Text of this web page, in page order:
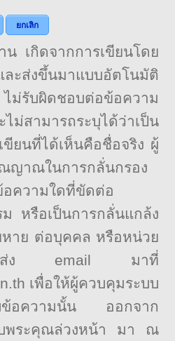
ยกเลิก
เกิดจากการเขียนโดย
งขึ้นมาแบบอัตโนมัติ
ม่รับผิดชอบต่อข้อความ
สามารถระบุได้ว่าเป็น
ขียนที่ได้เห็นคือชื่อจริง ผู้
ญาณในการกลั่นกรอง
อความใดที่ขัดต่อ
หรือเป็นการกลั่นแกล้ง
หาย ต่อบุคคล หรือหน่วย
ส่ง email มาที่
เพื่อให้ผู้ควบคุมระบบ
บข้อความนั้น ออกจาก
พระคุณล่วงหน้า มา ณ